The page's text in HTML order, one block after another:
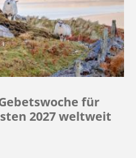
für
2027 weltweit